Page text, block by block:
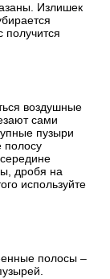
Излишек
получится
воздушные
сами
пузыри
полосу
дробя на
используйте
полосы –